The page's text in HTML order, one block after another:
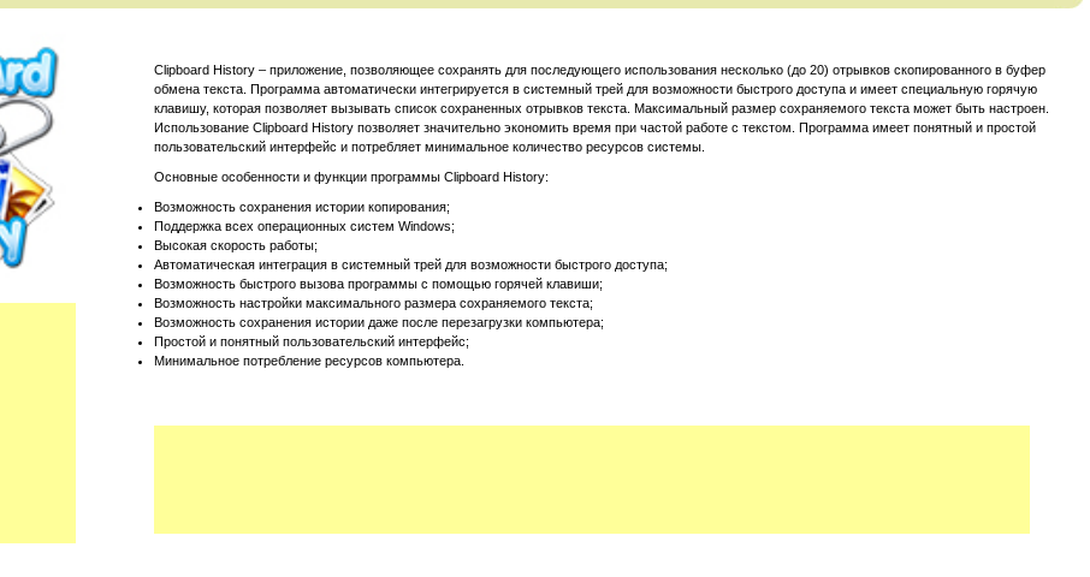
Clipboard History – приложение, позволяющее сохранять для последующего использования несколько (до 20) отрывков скопированного в буфер
обмена текста. Программа автоматически интегрируется в системный трей для возможности быстрого доступа и имеет специальную горячую
клавишу, которая позволяет вызывать список сохраненных отрывков текста. Максимальный размер сохраняемого текста может быть настроен.
Использование Clipboard History позволяет значительно экономить время при частой работе с текстом. Программа имеет понятный и простой
пользовательский интерфейс и потребляет минимальное количество ресурсов системы.
Основные особенности и функции программы Clipboard History:
Возможность сохранения истории копирования;
Поддержка всех операционных систем Windows;
Высокая скорость работы;
Автоматическая интеграция в системный трей для возможности быстрого доступа;
Возможность быстрого вызова программы с помощью горячей клавиши;
Возможность настройки максимального размера сохраняемого текста;
Возможность сохранения истории даже после перезагрузки компьютера;
Простой и понятный пользовательский интерфейс;
Минимальное потребление ресурсов компьютера.